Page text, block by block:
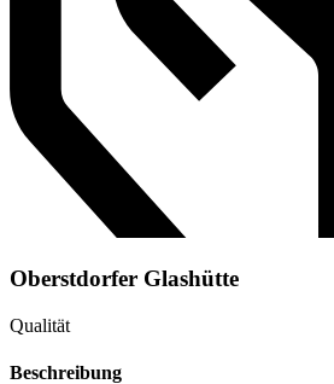
Oberstdorfer Glashütte
Qualität
Beschreibung